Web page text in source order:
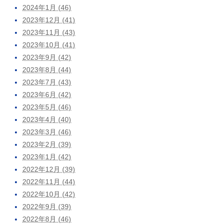
2024年1月 (46)
2023年12月 (41)
2023年11月 (43)
2023年10月 (41)
2023年9月 (42)
2023年8月 (44)
2023年7月 (43)
2023年6月 (42)
2023年5月 (46)
2023年4月 (40)
2023年3月 (46)
2023年2月 (39)
2023年1月 (42)
2022年12月 (39)
2022年11月 (44)
2022年10月 (42)
2022年9月 (39)
2022年8月 (46)